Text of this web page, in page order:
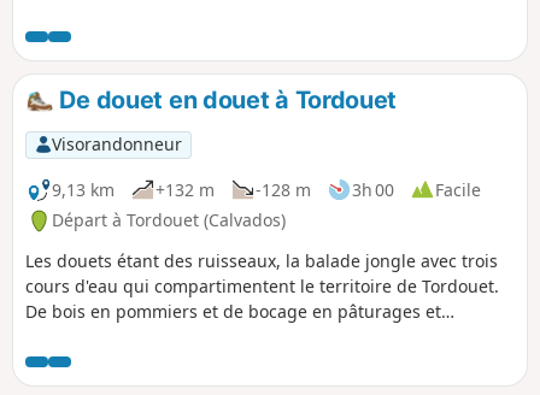
De douet en douet à Tordouet
Visorandonneur
9,13 km
+132 m -128 m 3h 00
Facile
Départ à Tordouet (Calvados)
Les douets étant des ruisseaux, la balade jongle avec trois
cours d'eau qui compartimentent le territoire de Tordouet.
De bois en pommiers et de bocage en pâturages et
paysages encaissés.